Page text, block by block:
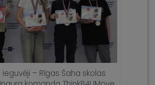
ieguvēji – Rīgas Šaha skolas